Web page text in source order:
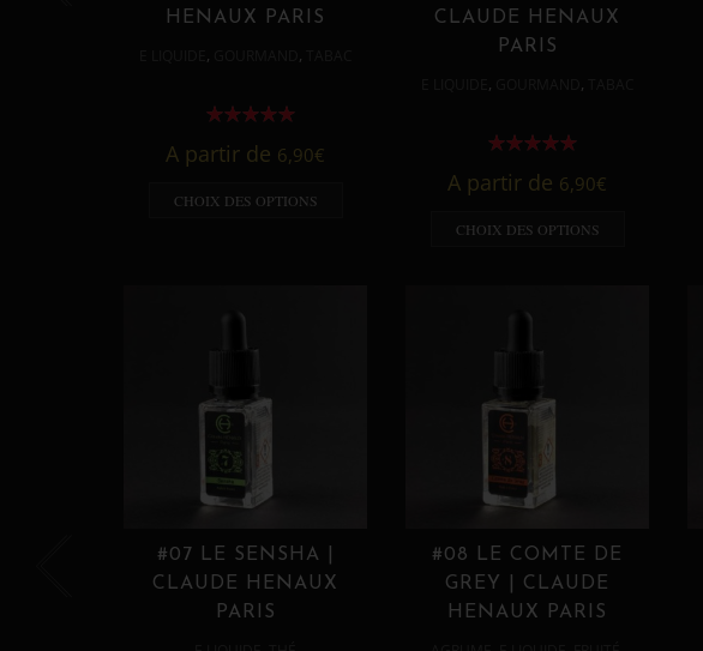
HENAUX PARIS
, ,
A partir de 6,90€
CHOIX DES OPTIONS
CLAUDE HENAUX
PARIS
, ,
A partir de 6,90€
CHOIX DES OPTIONS
#07 LE SENSHA |
CLAUDE HENAUX
PARIS
#08 LE COMTE DE
GREY | CLAUDE
HENAUX PARIS